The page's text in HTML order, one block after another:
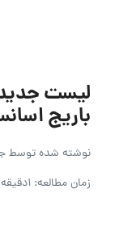
لیست
باریج اسانس | ۴
نوشته شده توسط
زمان مطالعه: 1دقیقه